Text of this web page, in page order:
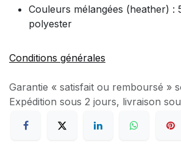
Couleurs mélangées (heather) :
polyester
Conditions générales
Garantie « satisfait ou remboursé »
Expédition sous 2 jours, livraison